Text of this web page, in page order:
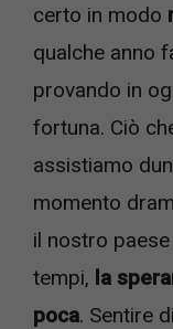
certo in modo
qualche anno
provando in
fortuna. Ciò
assistiamo
momento
il nostro
tempi, la
poca. Sentire